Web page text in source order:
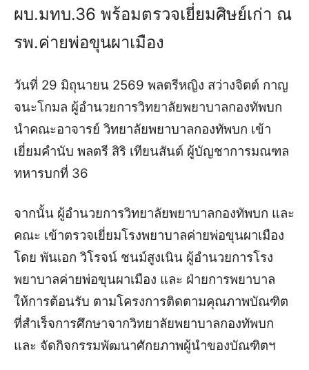
ผบ.มทบ.36 พร้อมตรวจเยี่ยมศิษย์เก่า ณ
รพ.ค่ายพ่อขุนผาเมือง
วันที่ 29 มิถุนายน 2569 พลตรีหญิง สว่างจิตต์ กาญ
จนะโกมล ผู้อำนวยการวิทยาลัยพยาบาลกองทัพบก
นำคณะอาจารย์ วิทยาลัยพยาบาลกองทัพบก เข้า
เยี่ยมคำนับ พลตรี สิริ เทียนสันต์ ผู้บัญชาการมณฑล
ทหารบกที่ 36
จากนั้น ผู้อำนวยการวิทยาลัยพยาบาลกองทัพบก และ
คณะ เข้าตรวจเยี่ยมโรงพยาบาลค่ายพ่อขุนผาเมือง
โดย พันเอก วิโรจน์ ชนม์สูงเนิน ผู้อำนวยการโรง
พยาบาลค่ายพ่อขุนผาเมือง และ ฝ่ายการพยาบาล
ให้การต้อนรับ ตามโครงการติดตามคุณภาพบัณฑิต
ที่สำเร็จการศึกษาจากวิทยาลัยพยาบาลกองทัพบก
และ จัดกิจกรรมพัฒนาศักยภาพผู้นำของบัณฑิตฯ